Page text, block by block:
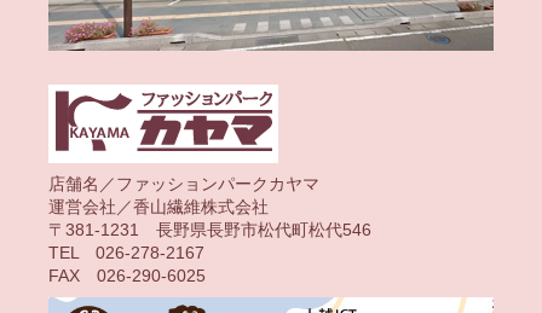
店舗名／ファッションパークカヤマ
運営会社／香山繊維株式会社
〒381-1231 長野県長野市松代町松代546
TEL 026-278-2167
FAX 026-290-6025